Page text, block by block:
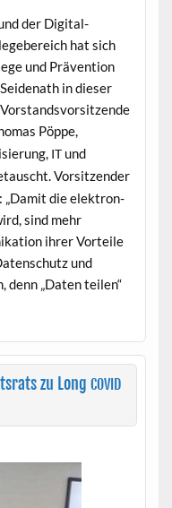
der Dig­i­tal­
hat sich
und Präven­tion
in dieser
Pöppe,
ITund
Vor­sitzen­der
„Damit die elek­tro­n­
sind mehr
ihrer Vorteile
und
denn „Dat­en teilen“
zu Long COVID